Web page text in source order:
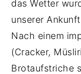
das Wetter
unserer
Nach einem
(Cracker,
Brotaufstriche